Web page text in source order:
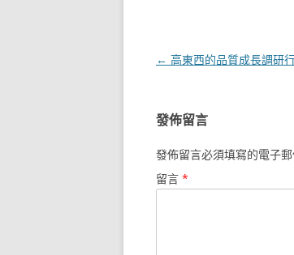
文
覽
← 高東西的品質成長調研
發佈留言
發佈留言必須填寫的電子
留言 *